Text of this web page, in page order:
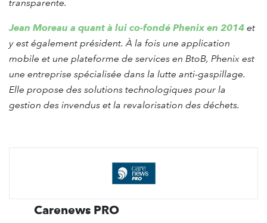
transparente.
Jean Moreau a quant à lui co-fondé Phenix en 2014 et
y est également président. À la fois une application
mobile et une plateforme de services en BtoB, Phenix est
une entreprise spécialisée dans la lutte anti-gaspillage.
Elle propose des solutions technologiques pour la
gestion des invendus et la revalorisation des déchets.
Carenews PRO